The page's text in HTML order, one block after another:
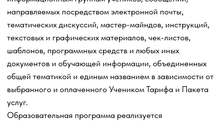
Пакета услуг;
- Проверка домашних заданий, проведение уроков в
форме онлайн вебинаров, обучающих сессий (уроков),
информационной поддержки в ходе обучения и
освоения Образовательной программы курса как при
личном общении с Исполнителем в ходе практических
занятий, так и посредством электронной переписки
(иной формы обмена информацией в ходе обучения),
доступа к закрытым информационным группам
обучающихся (одногруппникам, сокурсникам или
посредством электронной почты или в мессенджерах,
тематических дискуссий рассматривается как